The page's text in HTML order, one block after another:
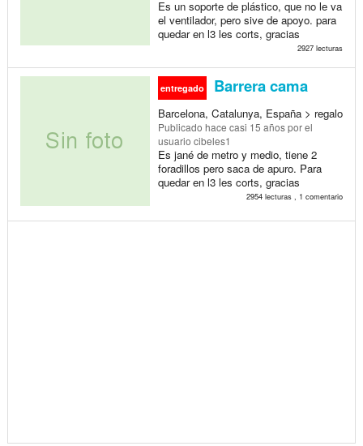
Es un soporte de plástico, que no le va
el ventilador, pero sive de apoyo. para
quedar en l3 les corts, gracias
2927 lecturas
entregado Barrera cama
Barcelona, Catalunya, España > regalo
Publicado hace casi 15 añospor el
usuario cibeles1
Es jané de metro y medio, tiene 2
foradillos pero saca de apuro. Para
quedar en l3 les corts, gracias
2954 lecturas , 1 comentario